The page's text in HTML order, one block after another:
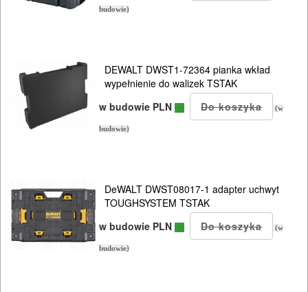
budowie)
DEWALT DWST1-72364 pianka wkład
wypełnienie do walizek TSTAK
w budowie PLN
(w
budowie)
DeWALT DWST08017-1 adapter uchwyt
TOUGHSYSTEM TSTAK
w budowie PLN
(w
budowie)